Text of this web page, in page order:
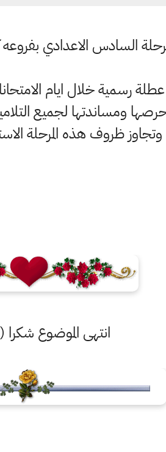
السادس الاعدادي بفروعه كافة
رسمية خلال ايام
ومساندتها لجميع
وتجاوز ظروف هذه المرحلة
انتهى الموضوع